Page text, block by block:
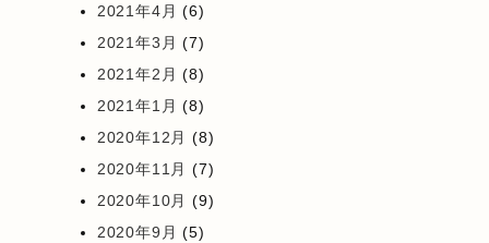
2021年4月 (6)
2021年3月 (7)
2021年2月 (8)
2021年1月 (8)
2020年12月 (8)
2020年11月 (7)
2020年10月 (9)
2020年9月 (5)